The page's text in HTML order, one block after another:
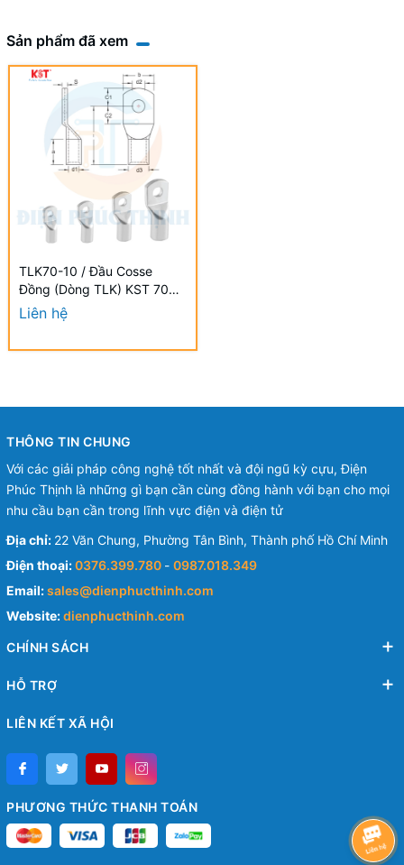
Sản phẩm đã xem
TLK70-10 / Đầu Cosse
Đồng (Dòng TLK) KST 70
mm - NON-INSULATED
COPPER TUBULAR LUGS
Liên hệ
THÔNG TIN CHUNG
Với các giải pháp công nghệ tốt nhất và đội ngũ kỳ cựu, Điện
Phúc Thịnh là những gì bạn cần cùng đồng hành với bạn cho mọi
nhu cầu bạn cần trong lĩnh vực điện và điện tử
Địa chỉ: 22 Văn Chung, Phường Tân Bình, Thành phố Hồ Chí Minh
Điện thoại:0376.399.780 - 0987.018.349
Email:sales@dienphucthinh.com
Website:dienphucthinh.com
CHÍNH SÁCH
HỖ TRỢ
LIÊN KẾT XÃ HỘI
PHƯƠNG THỨC THANH TOÁN